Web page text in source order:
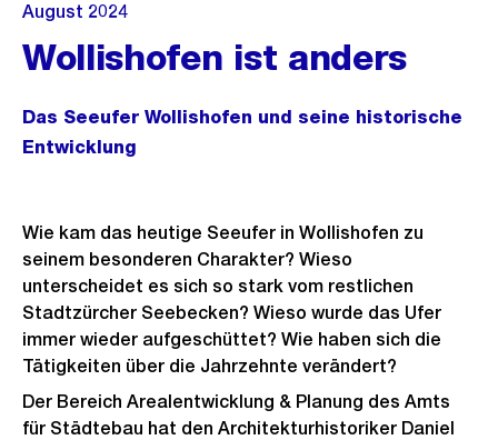
August 2024
Wollishofen ist anders
Das Seeufer Wollishofen und seine historische
Entwicklung
Wie kam das heutige Seeufer in Wollishofen zu
seinem besonderen Charakter? Wieso
unterscheidet es sich so stark vom restlichen
Stadtzürcher Seebecken? Wieso wurde das Ufer
immer wieder aufgeschüttet? Wie haben sich die
Tätigkeiten über die Jahrzehnte verändert?
Der Bereich Arealentwicklung & Planung des Amts
für Städtebau hat den Architekturhistoriker Daniel